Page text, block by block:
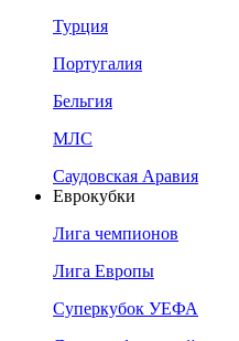
Турция
Португалия
Бельгия
МЛС
Саудовская Аравия
Еврокубки
Лига чемпионов
Лига Европы
Суперкубок УЕФА